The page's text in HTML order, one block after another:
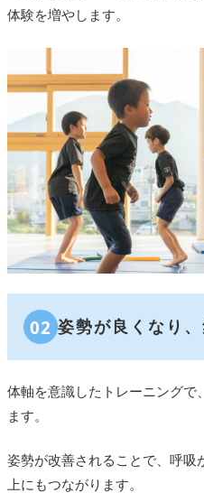
体験を増やします。
02 姿勢が良くなり、
体軸を意識したトレーニングで
ます。
姿勢が改善されることで、呼吸
上にもつながります。